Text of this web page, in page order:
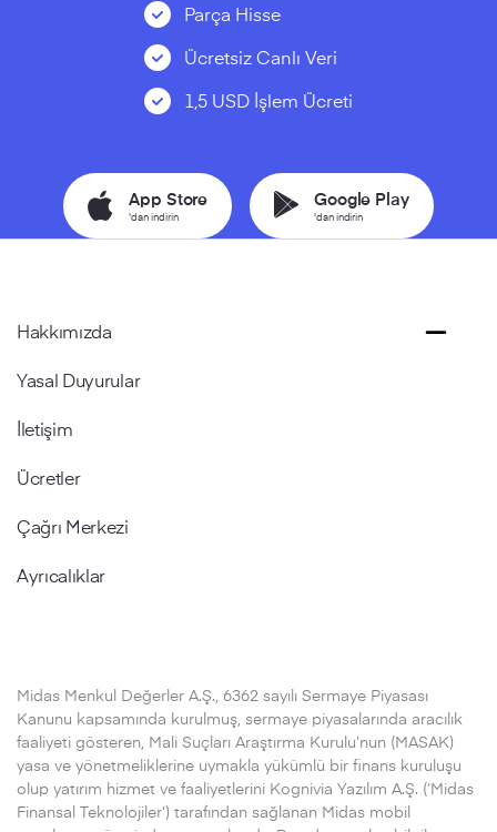
Parça Hisse
Ücretsiz Canlı Veri
1,5 USD İşlem Ücreti
App Store
'dan indirin
Google Play
'dan indirin
Hakkımızda
Yasal Duyurular
İletişim
Ücretler
Çağrı Merkezi
Ayrıcalıklar
Midas Menkul Değerler A.Ş., 6362 sayılı Sermaye Piyasası
Kanunu kapsamında kurulmuş, sermaye piyasalarında aracılık
faaliyeti gösteren, Mali Suçları Araştırma Kurulu’nun (MASAK)
yasa ve yönetmeliklerine uymakla yükümlü bir finans kuruluşu
olup yatırım hizmet ve faaliyetlerini Kognivia Yazılım A.Ş. (‘Midas
Finansal Teknolojiler’) tarafından sağlanan Midas mobil